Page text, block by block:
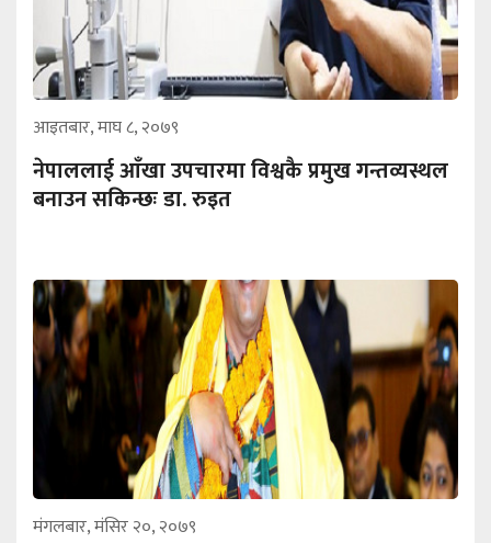
आइतबार, माघ ८, २०७९
नेपाललाई आँखा उपचारमा विश्वकै प्रमुख गन्तव्यस्थल
बनाउन सकिन्छः डा. रुइत
मंगलबार, मंसिर २०, २०७९